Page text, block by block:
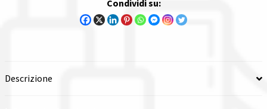
Condividi su:
Descrizione